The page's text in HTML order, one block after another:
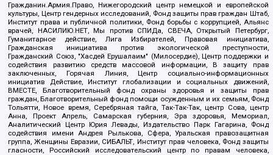
Гражданин.Армия.Право, Нижегородский центр немецкой и европейской
культуры, Центр гендерных исследований, Фонд защиты прав граждан Штаб,
Институт права и публичной политики, Фонд борьбы с коррупцией, Альянс
врачей, НАСИЛИЮ.НЕТ, Мы против СПИДа, СВЕЧА, Открытый Петербург,
Гуманитарное действие, Лига Избирателей, Правовая инициатива,
Гражданская инициатива против экологической преступности,
Гражданский Союз, "Хасдей Ерушалаим" (Милосердие), Центр поддержки и
содействия развитию средств массовой информации, В защиту прав
заключенных, Горячая Линия, Центр социально-информационных
инициатив Действие, Институт глобализации и социальных движений,
ВМЕСТЕ, Благотворительный фонд охраны здоровья и защиты прав
граждан, Благотворительный фонд помощи осужденным и их семьям, Фонд
Тольятти, Новое время, Серебряная тайга, Так-Так-Так, центр Сова, центр
Анна, Проект Апрель, Самарская губерния, Эра здоровья, Мемориал,
Аналитический Центр Юрия Левады, Издательство Парк Гагарина, Фонд
содействия имени Андрея Рылькова, Сфера, Уральская правозащитная
группа, Женщины Евразии, СИБАЛЬТ, Институт прав человека, Фонд защиты
гласности, Российский исследовательский центр по правам человека,